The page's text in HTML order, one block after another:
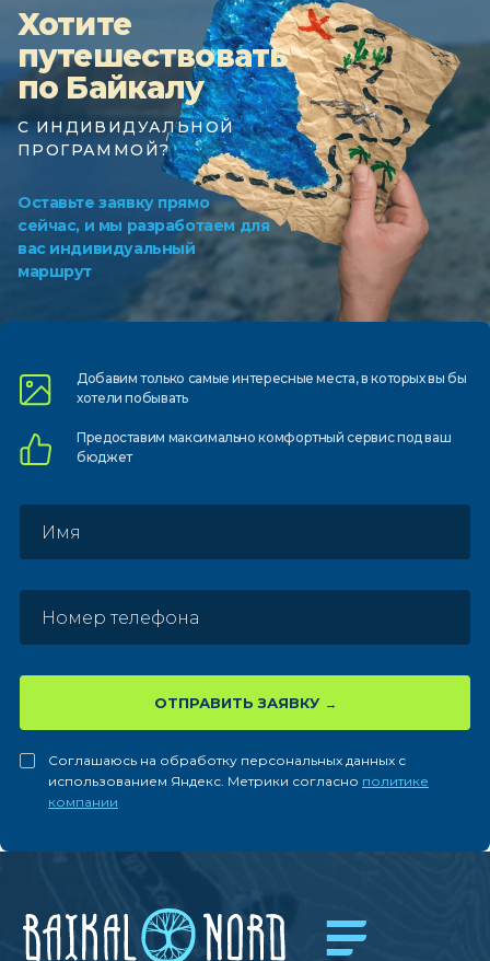
Хотите
путешествовать
по Байкалу
С ИНДИВИДУАЛЬНОЙ
ПРОГРАММОЙ?
Оставьте заявку прямо
сейчас, и мы разработаем для
вас индивидуальный
маршрут
Добавим только самыеинтересные места, в которыхвы бы
хотели побывать
Предоставим максимально комфортныйсервис под ваш
бюджет
ОТПРАВИТЬ ЗАЯВКУ
Соглашаюсь на обработку персональных данных с
использованием Яндекс. Метрики согласно политике
компании